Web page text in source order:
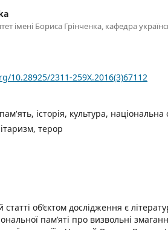
імені Бориса Грінченка, кафедра
10.28925/2311-259X.2016(3)67112
пам'ять, історія, культура, національна
терор
об’єктом дослідження є
пам’яті про визвольні